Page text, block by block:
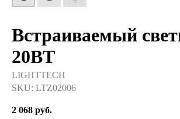
Встраиваемый
20ВТ
LIGHTTECH
SKU: LTZ02006
2 068 руб.